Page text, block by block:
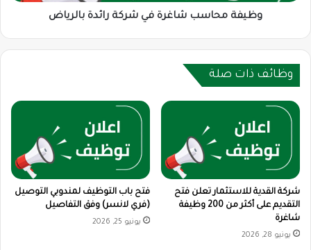
وظيفة محاسب شاغرة في شركة رائدة بالرياض
وظائف ذات صلة
شركة القدية للاستثمار تعلن فتح
التقديم على أكثر من 200 وظيفة
شاغرة
يونيو 28, 2026
فتح باب التوظيف لمندوبي التوصيل
(فري لانسر) وفق التفاصيل
يونيو 25, 2026